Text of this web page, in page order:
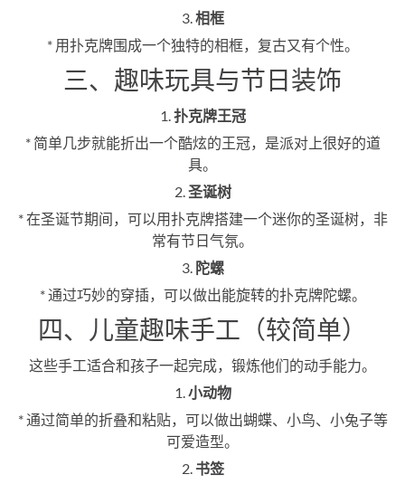
3.相框
* 用扑克牌围成一个独特的相框，复古又有个性。
三、趣味玩具与节日装饰
1.扑克牌王冠
* 简单几步就能折出一个酷炫的王冠，是派对上很好的道
具。
2.圣诞树
* 在圣诞节期间，可以用扑克牌搭建一个迷你的圣诞树，非
常有节日气氛。
3. 陀螺
* 通过巧妙的穿插，可以做出能旋转的扑克牌陀螺。
四、儿童趣味手工（较简单）
这些手工适合和孩子一起完成，锻炼他们的动手能力。
1.小动物
* 通过简单的折叠和粘贴，可以做出蝴蝶、小鸟、小兔子等
可爱造型。
2. 书签